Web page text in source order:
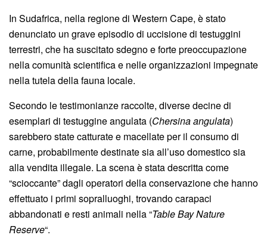
In Sudafrica, nella regione di Western Cape, è stato
denunciato un grave episodio di uccisione di testuggini
terrestri, che ha suscitato sdegno e forte preoccupazione
nella comunità scientifica e nelle organizzazioni impegnate
nella tutela della fauna locale.
Secondo le testimonianze raccolte, diverse decine di
esemplari di testuggine angulata (Chersina angulata)
sarebbero state catturate e macellate per il consumo di
carne, probabilmente destinate sia all’uso domestico sia
alla vendita illegale. La scena è stata descritta come
“scioccante” dagli operatori della conservazione che hanno
effettuato i primi sopralluoghi, trovando carapaci
abbandonati e resti animali nella “Table Bay Nature
Reserve“.